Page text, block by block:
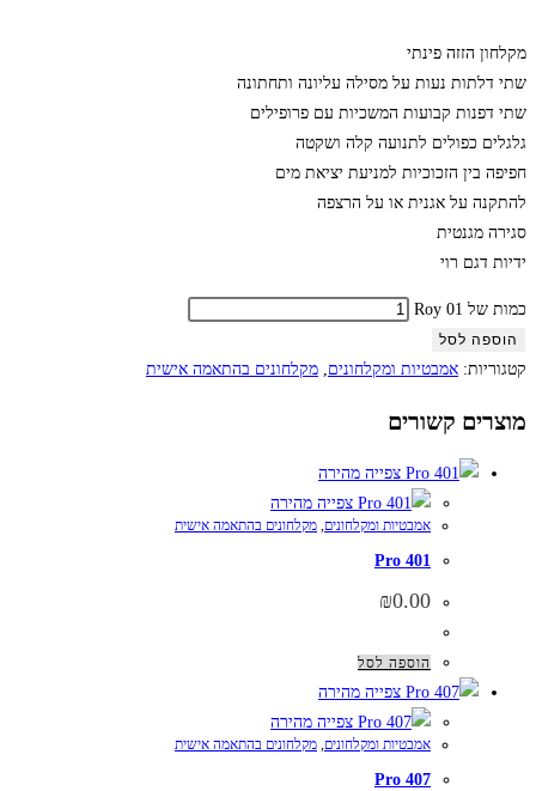
מקלחון הזזה פינתי
שתי דלתות נעות על מסילה עליונה ותחתונה
שתי דפנות קבועות המשכיות עם פרופילים
גלגלים כפולים לתנועה קלה ושקטה
חפיפה בין הזכוכיות למניעת יציאת מים
להתקנה על אגנית או על הרצפה
סגירה מגנטית
ידיות דגם רוי
כמות של Roy 01
הוספה לסל
קטגוריות: אמבטיות ומקלחונים, מקלחונים בהתאמה אישית
מוצרים קשורים
צפייה מהירה
צפייה מהירה
אמבטיות ומקלחונים מקלחונים בהתאמה אישית
Pro 401
₪0.00
הוספה לסל
צפייה מהירה
צפייה מהירה
אמבטיות ומקלחונים, מקלחונים בהתאמה אישית
Pro 407